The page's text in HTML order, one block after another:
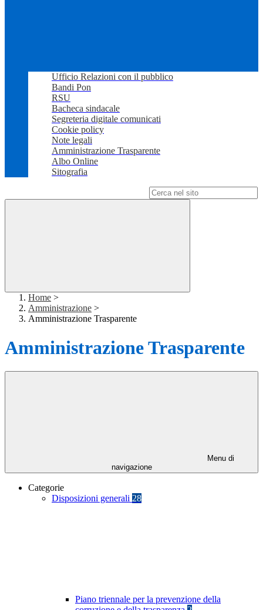
Ufficio Relazioni con il pubblico
Bandi Pon
RSU
Bacheca sindacale
Segreteria digitale comunicati
Cookie policy
Note legali
Amministrazione Trasparente
Albo Online
Sitografia
Home >
Amministrazione >
Amministrazione Trasparente
Amministrazione Trasparente
Menu di
navigazione
Categorie
Disposizioni generali 28
Piano triennale per la prevenzione della